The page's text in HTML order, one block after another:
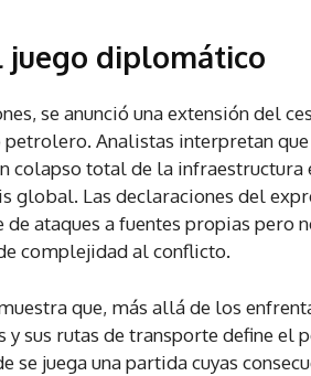
juego diplomático
se anunció una extensión del
Analistas interpretan
colapso total de la
global. Las declaraciones del
ataques a fuentes propias pero
complejidad al conflicto.
que, más allá de los
sus rutas de transporte define el
se juega una partida cuyas